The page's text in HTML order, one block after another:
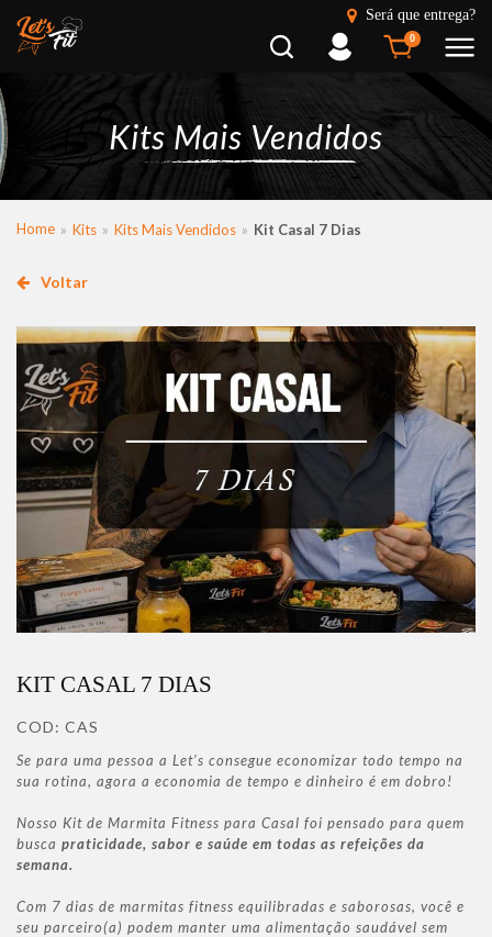
Será que entrega?
Busca Entrar 0
Kits Mais Vendidos
Home Kits Kits Mais Vendidos Kit Casal 7 Dias
Voltar
KIT CASAL 7 DIAS
COD: CAS
Se para uma pessoa a Let’s consegue economizar todo tempo na
sua rotina, agora a economia de tempo e dinheiro é em dobro!
Nosso Kit de Marmita Fitness para Casal foi pensado para quem
busca praticidade, sabor e saúde em todas as refeições da
semana.
Com 7 dias de marmitas fitness equilibradas e saborosas, você e
seu parceiro(a) podem manter uma alimentação saudável sem